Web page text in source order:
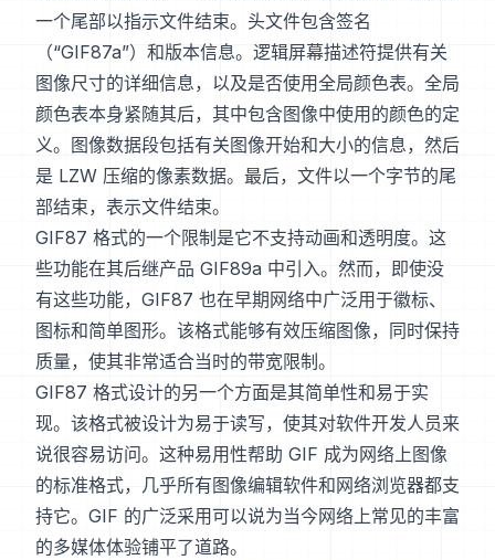
一个尾部以指示文件结束。头文件包含签名
（“GIF87a”）和版本信息。逻辑屏幕描述符提供有关
图像尺寸的详细信息，以及是否使用全局颜色表。全局
颜色表本身紧随其后，其中包含图像中使用的颜色的定
义。图像数据段包括有关图像开始和大小的信息，然后
是 LZW 压缩的像素数据。最后，文件以一个字节的尾
部结束，表示文件结束。
GIF87 格式的一个限制是它不支持动画和透明度。这
些功能在其后继产品 GIF89a 中引入。然而，即使没
有这些功能，GIF87 也在早期网络中广泛用于徽标、
图标和简单图形。该格式能够有效压缩图像，同时保持
质量，使其非常适合当时的带宽限制。
GIF87 格式设计的另一个方面是其简单性和易于实
现。该格式被设计为易于读写，使其对软件开发人员来
说很容易访问。这种易用性帮助 GIF 成为网络上图像
的标准格式，几乎所有图像编辑软件和网络浏览器都支
持它。GIF 的广泛采用可以说为当今网络上常见的丰富
的多媒体体验铺平了道路。